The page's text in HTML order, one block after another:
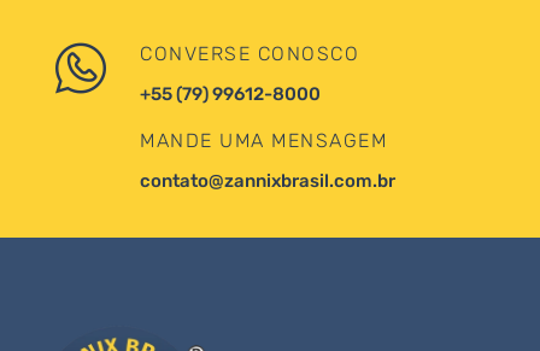
CONVERSE CONOSCO
+55 (79) 99612-8000
MANDE UMA MENSAGEM
contato@zannixbrasil.com.br